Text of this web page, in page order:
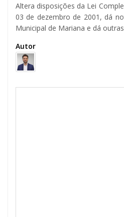
Altera disposições da Lei
03 de dezembro de 2001, dá
Municipal de Mariana e dá
Autor